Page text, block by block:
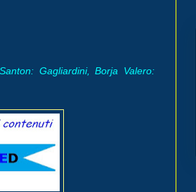
Gagliardini, Borja Valero: